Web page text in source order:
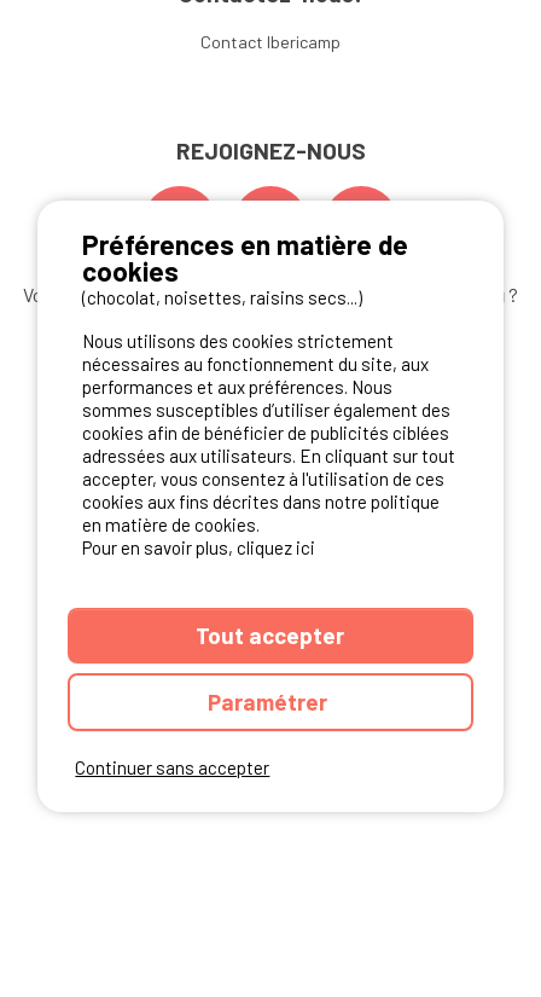
Contact Ibericamp
REJOIGNEZ-NOUS
Vous souhaitez bénéficier desmeilleures offres camping ?
S'ABONNER
NOS PARTENAIRES
Continuer sans accepter
Préférences en matière de
cookies
(chocolat, noisettes, raisins secs...)
Nous utilisons des cookies strictement
nécessaires au fonctionnement du site, aux
performances et aux préférences. Nous
sommes susceptibles d’utiliser également des
cookies afin de bénéficier de publicités ciblées
adressées aux utilisateurs. En cliquant sur tout
accepter, vous consentez à l'utilisation de ces
cookies aux fins décrites dans notre politique
en matière de cookies.
Pour en savoir plus, cliquez ici
Tout accepter
Paramétrer